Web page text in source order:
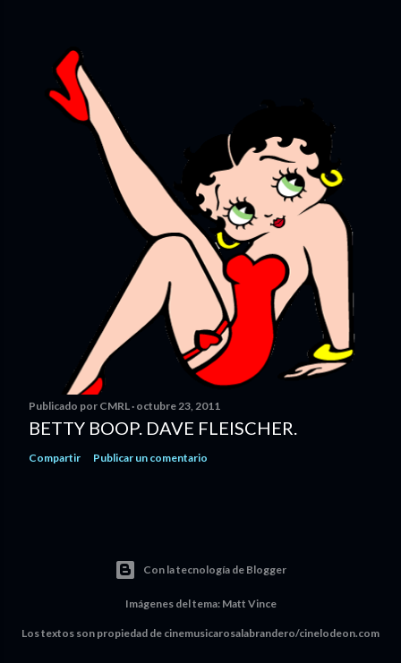
Publicado por CMRL octubre 23, 2011
BETTY BOOP. DAVE FLEISCHER.
Compartir Publicar un comentario
Con la tecnología de Blogger
Imágenes del tema: Matt Vince
Los textos son propiedad de cinemusicarosalabrandero/cinelodeon.com